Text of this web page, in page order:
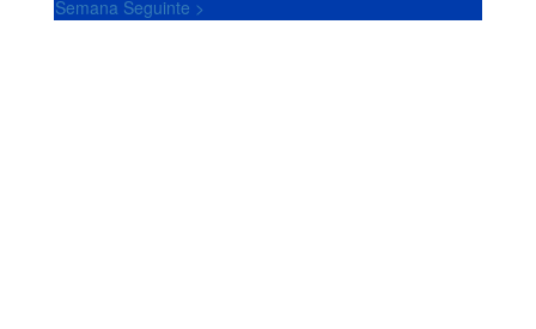
Semana Seguinte >